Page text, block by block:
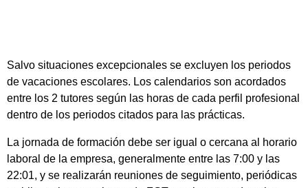
Salvo situaciones excepcionales se excluyen los periodos
de vacaciones escolares. Los calendarios son acordados
entre los 2 tutores según las horas de cada perfil profesional
dentro de los periodos citados para las prácticas.
La jornada de formación debe ser igual o cercana al horario
laboral de la empresa, generalmente entre las 7:00 y las
22:01, y se realizarán reuniones de seguimiento, periódicas